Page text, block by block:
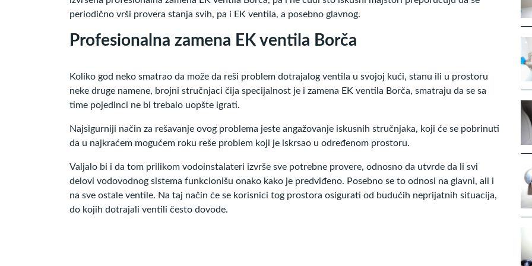
periodično vrši provera stanja svih, pa i EK ventila, a posebno glavnog.
Profesionalna zamena EK ventila Borča
Koliko god neko smatrao da može da reši problem dotrajalog ventila u svojoj kući, stanu ili u prostoru
neke druge namene, brojni stručnjaci čija specijalnost je i zamena EK ventila Borča, smatraju da se sa
time pojedinci ne bi trebalo uopšte igrati.
Najsigurniji način za rešavanje ovog problema jeste angažovanje iskusnih stručnjaka, koji će se pobrinuti
da u najkraćem mogućem roku reše problem koji je iskrsao u određenom prostoru.
Valjalo bi i da tom prilikom vodoinstalateri izvrše sve potrebne provere, odnosno da utvrde da li svi
delovi vodovodnog sistema funkcionišu onako kako je predviđeno. Posebno se to odnosi na glavni, ali i
na sve ostale ventile. Na taj način će se korisnici tog prostora osigurati od budućih neprijatnih situacija,
do kojih dotrajali ventili često dovode.